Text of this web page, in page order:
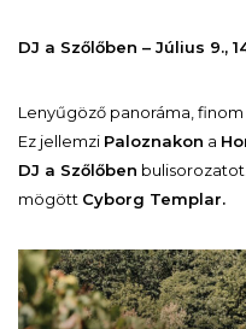
DJ a Szőlőben – Július 9.,
Lenyűgöző panoráma,
Ez jellemzi Paloznakon a
DJ a Szőlőben
mögött Cyborg Templar.